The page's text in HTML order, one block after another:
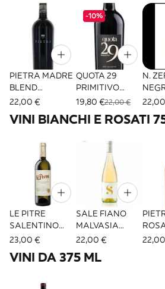
PIETRA MADRE
BLEND
PRIMITIVO
PUGLIA 75CL
22,00 €
-10%
QUOTA 29
PRIMITIVO
SALENTO IGT
19,80 €22,00 €
N.
VINI BIANCHI E ROSATI
LE PITRE
SALENTINO
BIANCO DOC
23,00 €
SALE FIANO
MALVASIA
SALENTO IGT
22,00 €
VINI DA 375 ML